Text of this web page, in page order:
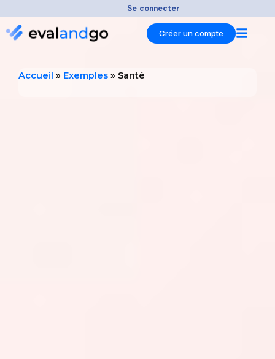
contenu
Se connecter
Créer un compte
Accueil » Exemples » Santé